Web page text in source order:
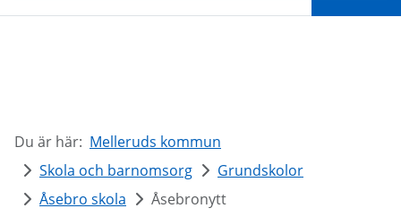
Du är här: Melleruds kommun
Skola och barnomsorg
Grundskolor
Åsebro skola
Åsebronytt